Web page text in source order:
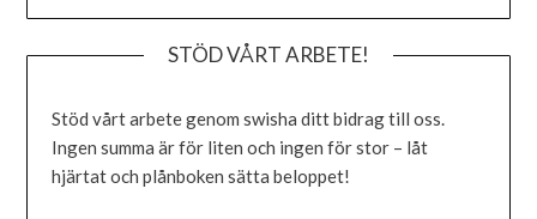
STÖD VÅRT ARBETE!
Stöd vårt arbete genom swisha ditt bidrag till oss.
Ingen summa är för liten och ingen för stor – låt
hjärtat och plånboken sätta beloppet!